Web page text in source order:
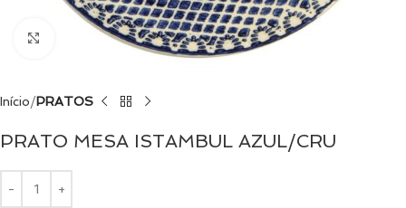
Clique para ampliar
Início PRATOS
PRATO MESA ISTAMBUL AZUL/CRU